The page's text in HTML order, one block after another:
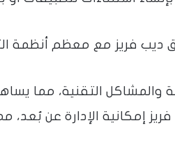
ديب فريز مع معظم أنظمة
والمشاكل التقنية، مما
إمكانية الإدارة عن